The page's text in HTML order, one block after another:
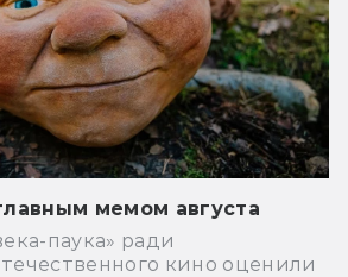
мемом августа
паука» ради
кино оценили